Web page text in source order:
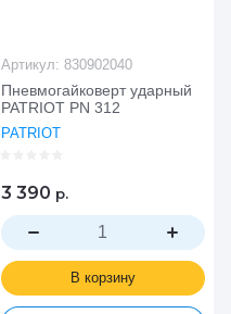
Пневмогайковерт ударный
PATRIOT PN 312
PATRIOT
Артикул: 830902040
3 390 р.
В корзину